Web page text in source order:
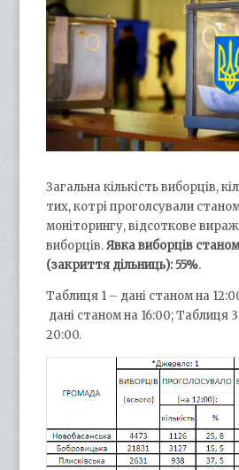
Загальна кількість виборців,
тих, котрі проголсували
моніторингу, відсоткове
виборців.Явка виборців
(закриття дільниць): 55%.
Таблиця 1 – дані станом на
дані станом на 16:00; Таблиця
20:00.